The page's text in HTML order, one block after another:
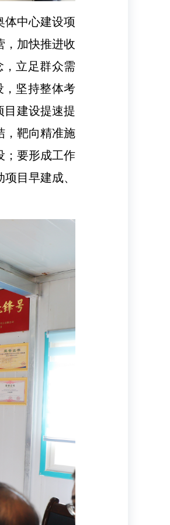
体中心建设项
，加快推进收
立足群众需
坚持整体考
目建设提速提
，靶向精准施
；要形成工作
目早建成、